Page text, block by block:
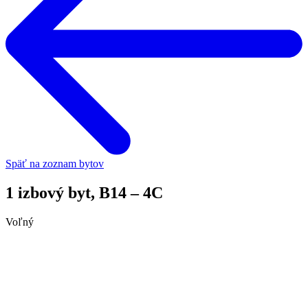
Späť na zoznam bytov
1 izbový byt, B14 – 4C
Voľný